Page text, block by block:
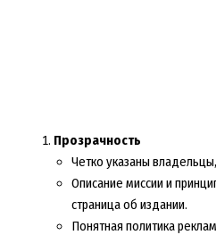
Прозрачность
Четко указаны
Описание миссии и
страница об издании.
Понятная политика